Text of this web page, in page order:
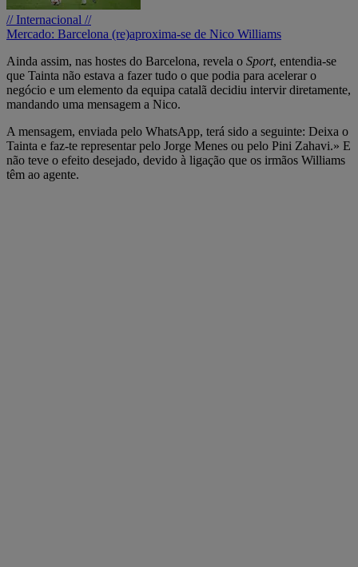
// Internacional //
Mercado: Barcelona (re)aproxima-se de Nico Williams
Ainda assim, nas hostes do Barcelona, revela o Sport, entendia-se
que Tainta não estava a fazer tudo o que podia para acelerar o
negócio e um elemento da equipa catalã decidiu intervir diretamente,
mandando uma mensagem a Nico.
A mensagem, enviada pelo WhatsApp, terá sido a seguinte: Deixa o
Tainta e faz-te representar pelo Jorge Menes ou pelo Pini Zahavi.» E
não teve o efeito desejado, devido à ligação que os irmãos Williams
têm ao agente.